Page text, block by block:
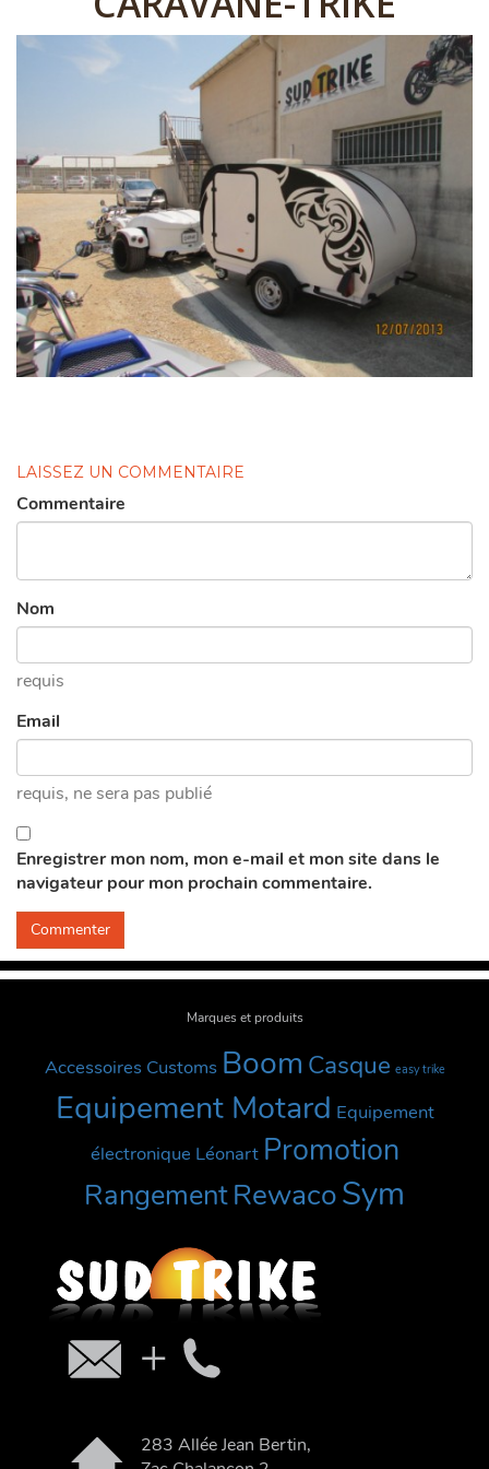
LAISSEZ UN COMMENTAIRE
Commentaire
Nom
requis
Email
requis, ne sera pas publié
Enregistrer mon nom, mon e-mail et mon site dans le
navigateur pour mon prochain commentaire.
Marques et produits
Accessoires Customs Boom Casque easy trike
Equipement Motard Equipement
électronique Léonart Promotion
RangementRewacoSym
283 Allée Jean Bertin,